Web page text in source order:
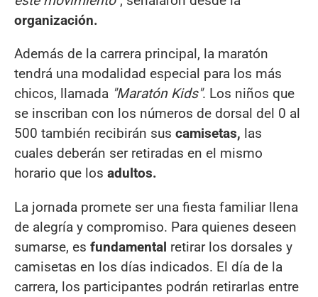
organización.
Además de la carrera principal, la maratón
tendrá una modalidad especial para los más
chicos, llamada "Maratón Kids". Los niños que
se inscriban con los números de dorsal del 0 al
500 también recibirán sus camisetas, las
cuales deberán ser retiradas en el mismo
horario que los adultos.
La jornada promete ser una fiesta familiar llena
de alegría y compromiso. Para quienes deseen
sumarse, es fundamental retirar los dorsales y
camisetas en los días indicados. El día de la
carrera, los participantes podrán retirarlas entre